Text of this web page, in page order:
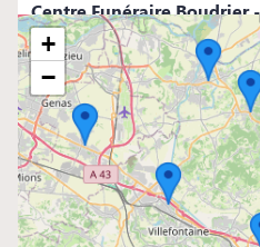
Centre Funéraire Boudrier
4.5/5(98 avis)
04 74 97 80 80
16, Rue Jean Ferrand -
Centre Funéraire Boudrier
4.8/5(98 avis)
04 81 61 04 20
695, Rue de la République -
+
−